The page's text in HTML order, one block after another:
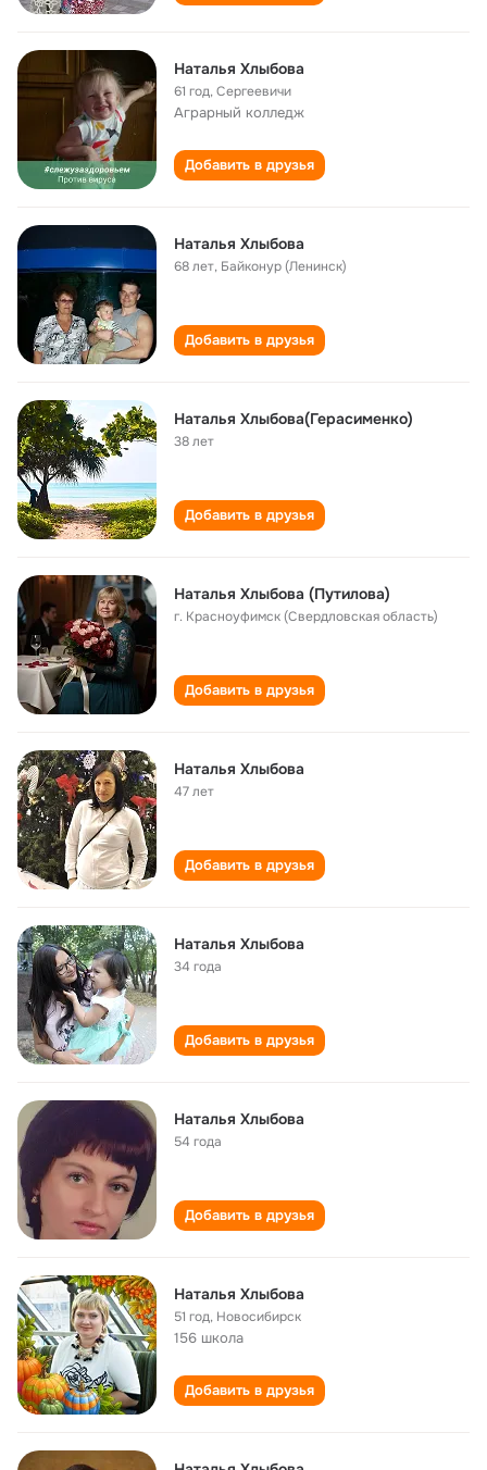
Наталья Хлыбова
61 год,Сергеевичи
Аграрный колледж
Добавить в друзья
Наталья Хлыбова
68 лет, Байконур (Ленинск)
Добавить в друзья
Наталья Хлыбова(Герасименко)
38 лет
Добавить в друзья
Наталья Хлыбова (Путилова)
г. Красноуфимск (Свердловская область)
Добавить в друзья
Наталья Хлыбова
47 лет
Добавить в друзья
Наталья Хлыбова
34 года
Добавить в друзья
Наталья Хлыбова
54 года
Добавить в друзья
Наталья Хлыбова
51 год, Новосибирск
156 школа
Добавить в друзья